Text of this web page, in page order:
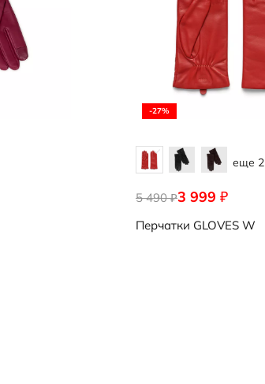
-27%
еще 2
3 999 ₽
5 490₽
9107255/91130
Перчатки GLOVES W